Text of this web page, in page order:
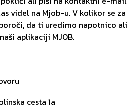
videl na Mjob-u. V kolikor se za
da ti uredimo napotnico ali
aplikaciji MJOB.
cesta 1a